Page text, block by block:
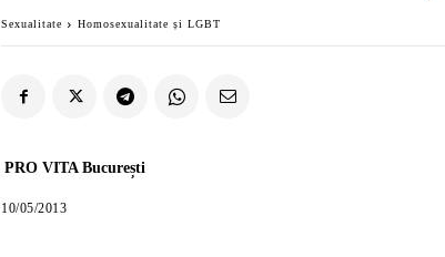
Sexualitate Homosexualitate și LGBT
PRO VITA București
10/05/2013